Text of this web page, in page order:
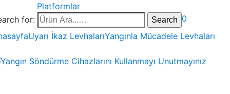
Platformlar
for:
0
Uyarı İkaz LevhalarıYangınla Mücadele Levhaları